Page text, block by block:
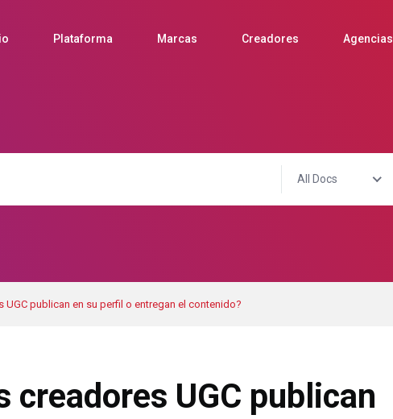
Plataforma Marcas Creadores Agencias
All Docs
UGC publican en su perfil o entregan el contenido?
creadores UGC publican